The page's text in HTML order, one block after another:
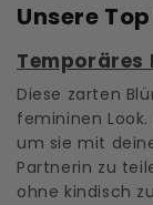
Unsere
Diese zarten
femininen
um sie mit
Partnerin zu
ohne kindisch